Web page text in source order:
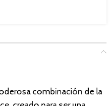
combinación de la